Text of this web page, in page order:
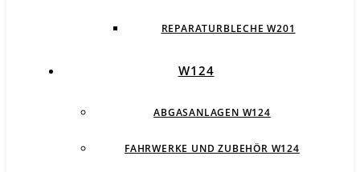
REPARATURBLECHE W201
W124
ABGASANLAGEN W124
FAHRWERKE UND ZUBEHÖR W124